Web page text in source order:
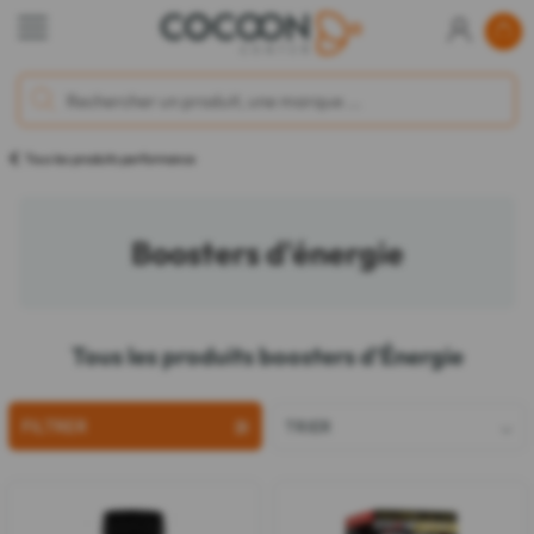
Tous les produits performance
Boosters d'énergie
Tous les produits boosters d'Énergie
FILTRER